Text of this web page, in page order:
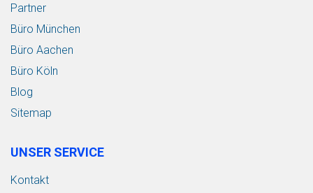
Partner
Büro München
Büro Aachen
Büro Köln
Blog
Sitemap
UNSER SERVICE
Kontakt